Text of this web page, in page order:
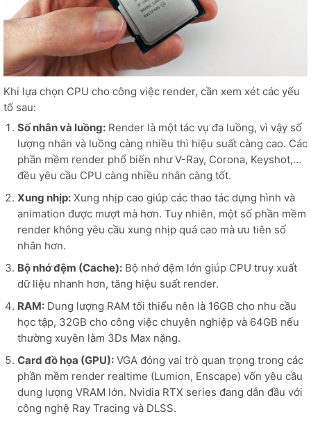
Khi lựa chọn CPU cho công việc render, cần xem xét các yếu
tố sau:
Số nhân và luồng:Render là một tác vụ đa luồng, vì vậy số
lượng nhân và luồng càng nhiều thì hiệu suất càng cao. Các
phần mềm render phổ biến như V-Ray, Corona, Keyshot,…
đều yêu cầu CPU càng nhiều nhân càng tốt.
Xung nhịp:Xung nhịp cao giúp các thao tác dựng hình và
animation được mượt mà hơn. Tuy nhiên, một số phần mềm
render không yêu cầu xung nhịp quá cao mà ưu tiên số
nhân hơn.
Bộ nhớ đệm (Cache):Bộ nhớ đệm lớn giúp CPU truy xuất
dữ liệu nhanh hơn, tăng hiệu suất render.
RAM:Dung lượng RAM tối thiểu nên là 16GB cho nhu cầu
học tập, 32GB cho công việc chuyên nghiệp và 64GB nếu
thường xuyên làm 3Ds Max nặng.
Card đồ họa (GPU):VGA đóng vai trò quan trọng trong các
phần mềm render realtime (Lumion, Enscape) vốn yêu cầu
dung lượng VRAM lớn. Nvidia RTX series đang dẫn đầu với
công nghệ Ray Tracing và DLSS.